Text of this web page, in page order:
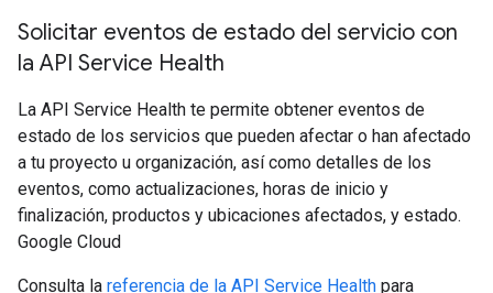
Solicitar eventos de estado del servicio con
la API Service Health
La API Service Health te permite obtener eventos de
estado de los servicios que pueden afectar o han afectado
a tu proyecto u organización, así como detalles de los
eventos, como actualizaciones, horas de inicio y
finalización, productos y ubicaciones afectados, y estado.
Google Cloud
Consulta la referencia de la API Service Health para